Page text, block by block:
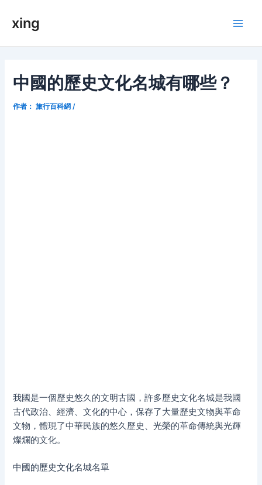
xing
中國的歷史文化名城有哪些？
作者： 旅行百科網 /
我國是一個歷史悠久的文明古國，許多歷史文化名城是我國
古代政治、經濟、文化的中心，保存了大量歷史文物與革命
文物，體現了中華民族的悠久歷史、光榮的革命傳統與光輝
燦爛的文化。
中國的歷史文化名城名單